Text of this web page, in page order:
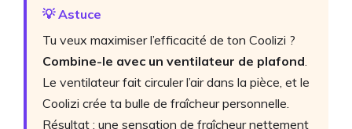
💡 Astuce
Tu veux maximiser l’efficacité de ton Coolizi ?
Combine-le avec un ventilateur de plafond.
Le ventilateur fait circuler l’air dans la pièce, et le
Coolizi crée ta bulle de fraîcheur personnelle.
Résultat : une sensation de fraîcheur nettement